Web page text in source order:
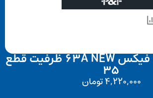
کلید اتوماتیک فیکس 63A NEW ظرفیت قطع
4,220,000تومان